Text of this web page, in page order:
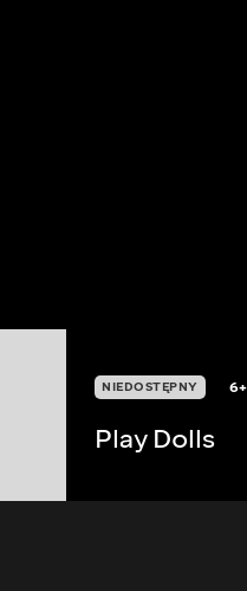
NIEDOSTĘPNY 6+
Play Dolls